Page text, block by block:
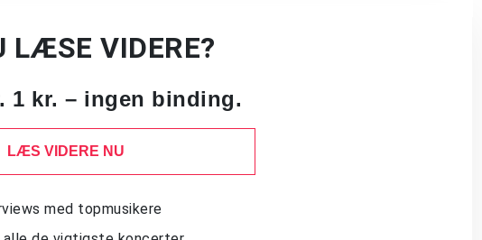
LÆSE VIDERE?
1 kr. – ingen binding.
LÆS VIDERE NU
med topmusikere